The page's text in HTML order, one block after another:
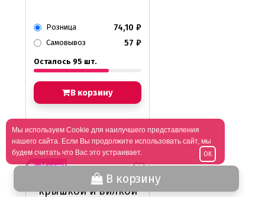
В корзину
Розница 74,10 ₽
Самовывоз 57 ₽
Осталось 95 шт.
В корзину
Хит!
Мы используем Cookie для наилучшего представления
нашего сайта. Если Вы продолжите использовать сайт, мы
будем считать что Вас это устраивает.
OK